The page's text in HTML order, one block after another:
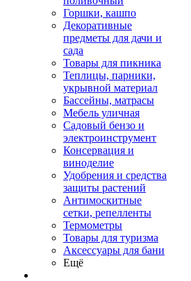
Горшки, кашпо
Декоративные
предметы для дачи и
сада
Товары для пикника
Теплицы, парники,
укрывной материал
Бассейны, матрасы
Мебель уличная
Садовый бензо и
электроинструмент
Консервация и
виноделие
Удобрения и средства
защиты растений
Антимоскитные
сетки, репелленты
Термометры
Товары для туризма
Аксессуары для бани
Ещё